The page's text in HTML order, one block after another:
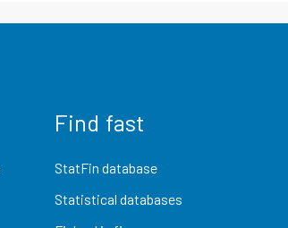
Find fast
StatFin database
Statistical databases